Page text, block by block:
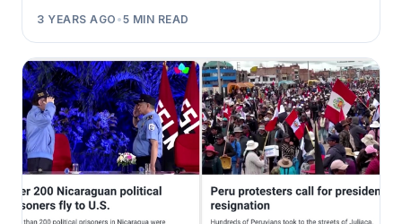
3 YEARS AGO •5 MIN READ